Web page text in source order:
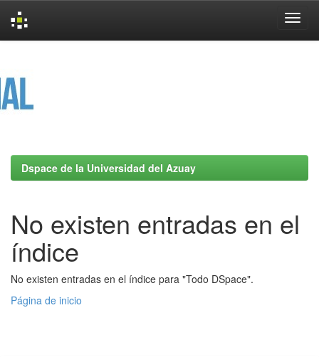
Dspace de la Universidad del Azuay
No existen entradas en el
índice
No existen entradas en el índice para "Todo DSpace".
Página de inicio